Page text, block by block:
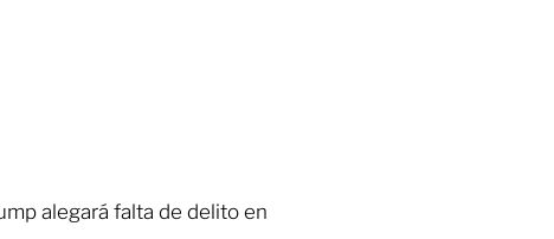
alegará falta de delito en